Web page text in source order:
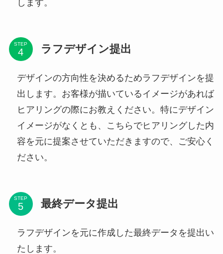
します。
STEP ラフデザイン提出
デザインの方向性を決めるためラフデザインを提
出します。お客様が描いているイメージがあれば
ヒアリングの際にお教えください。特にデザイン
イメージがなくとも、こちらでヒアリングした内
容を元に提案させていただきますので、ご安心く
ださい。
STEP 最終データ提出
ラフデザインを元に作成した最終データを提出い
たします。